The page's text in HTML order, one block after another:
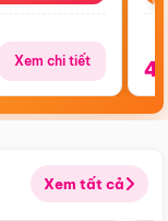
Xem chi tiết
Xem tất cả
Điểm nổi bật